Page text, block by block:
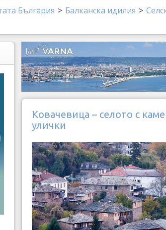
България > Балканска идилия >
Ковачевица – селото с
улички